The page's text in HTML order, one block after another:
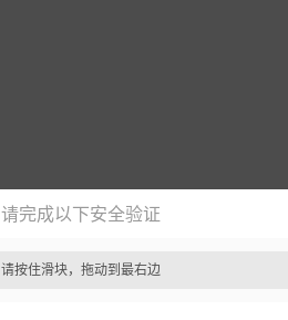
请完成以下安全验证
请按住滑块，拖动到最右边